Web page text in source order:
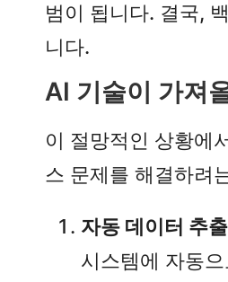
범이 됩니다. 결국,
니다.
AI 기술이 가져
이 절망적인 상황에
스 문제를 해결하려
자동 데이터 추
시스템에 자동